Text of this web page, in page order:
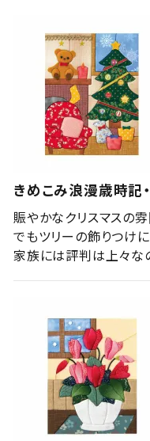
きめこみ浪漫歳時記
賑やかなクリスマスの雰
でもツリーの飾りつけ
家族には評判は上々な